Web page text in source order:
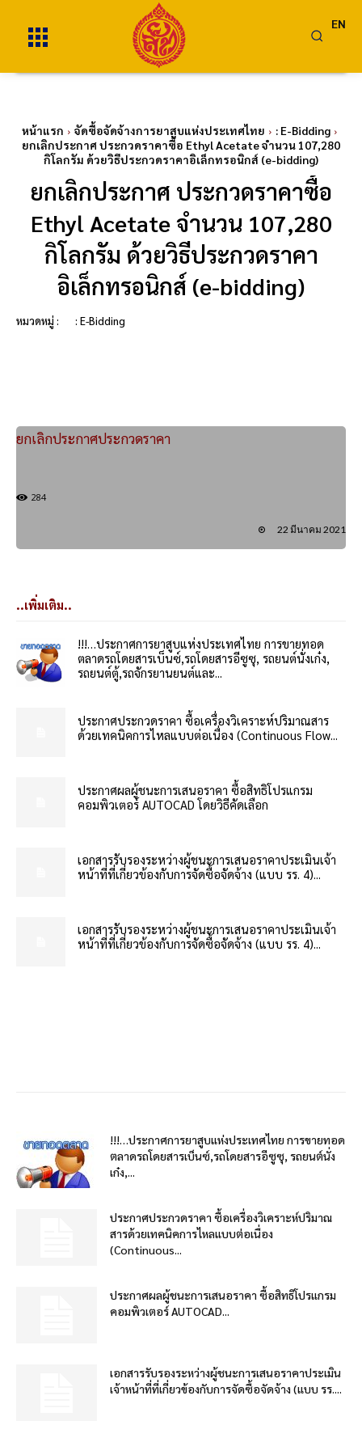
EN
หน้าแรก จัดซื้อจัดจ้างการยาสูบแห่งประเทศไทย
: E-Bidding
ยกเลิกประกาศ ประกวดราคาซื้อ Ethyl Acetate จำนวน 107,280
กิโลกรัม ด้วยวิธีประกวดราคาอิเล็กทรอนิกส์ (e-bidding)
ยกเลิกประกาศ ประกวดราคาซื้อ
Ethyl Acetate จำนวน 107,280
กิโลกรัม ด้วยวิธีประกวดราคา
อิเล็กทรอนิกส์ (e-bidding)
หมวดหมู่ : : E-Bidding
ยกเลิกประกาศประกวดราคา
284
22 มีนาคม 2021
..เพิ่มเติม..
!!!…ประกาศการยาสูบแห่งประเทศไทย การขายทอด
ตลาดรถโดยสารเบ็นซ์,รถโดยสารอีซูซุ, รถยนต์นั่งเก๋ง,
รถยนต์ตู้,รถจักรยานยนต์และ...
ประกาศประกวดราคา ซื้อเครื่องวิเคราะห์ปริมาณสาร
ด้วยเทคนิคการไหลแบบต่อเนื่อง (Continuous Flow...
ประกาศผลผู้ชนะการเสนอราคา ซื้อสิทธิโปรแกรม
คอมพิวเตอร์ AUTOCAD โดยวิธีคัดเลือก
เอกสารรับรองระหว่างผู้ชนะการเสนอราคาประเมินเจ้า
หน้าที่ที่เกี่ยวข้องกับการจัดซื้อจัดจ้าง (แบบ รร. 4)...
เอกสารรับรองระหว่างผู้ชนะการเสนอราคาประเมินเจ้า
หน้าที่ที่เกี่ยวข้องกับการจัดซื้อจัดจ้าง (แบบ รร. 4)...
!!!…ประกาศการยาสูบแห่งประเทศไทย การขายทอด
ตลาดรถโดยสารเบ็นซ์,รถโดยสารอีซูซุ, รถยนต์นั่ง
เก๋ง,...
ประกาศประกวดราคา ซื้อเครื่องวิเคราะห์ปริมาณ
สารด้วยเทคนิคการไหลแบบต่อเนื่อง
(Continuous...
ประกาศผลผู้ชนะการเสนอราคา ซื้อสิทธิโปรแกรม
คอมพิวเตอร์ AUTOCAD...
เอกสารรับรองระหว่างผู้ชนะการเสนอราคาประเมิน
เจ้าหน้าที่ที่เกี่ยวข้องกับการจัดซื้อจัดจ้าง (แบบ รร....